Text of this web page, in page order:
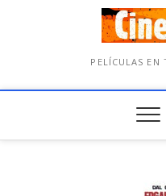
PELÍCULAS EN